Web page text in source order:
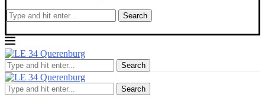
Search
Search
Search